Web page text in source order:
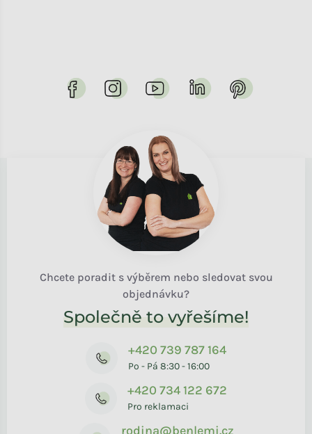
Chcete poradit s výběrem nebo sledovat svou
objednávku?
Společně to vyřešíme!
+420 739 787 164
Po - Pá 8:30 - 16:00
+420 734 122 672
Pro reklamaci
rodina@benlemi.cz